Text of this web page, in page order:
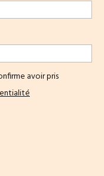
avoir pris